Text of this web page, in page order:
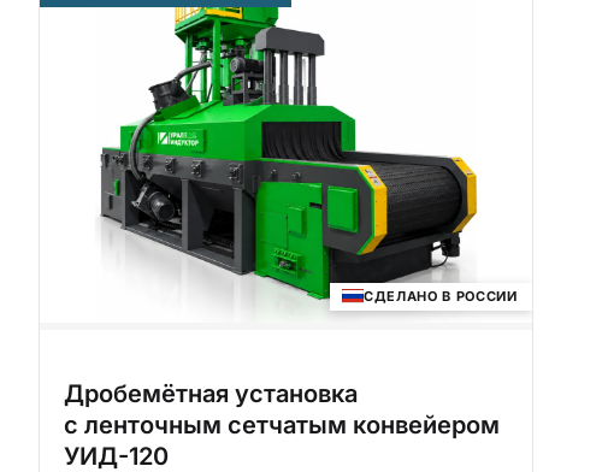
СДЕЛАНО В РОССИИ
Дробемётная установка
с ленточным сетчатым конвейером
УИД-120